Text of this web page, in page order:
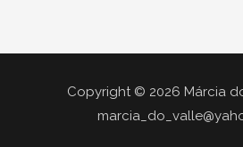
Copyright © 2026 Márcia